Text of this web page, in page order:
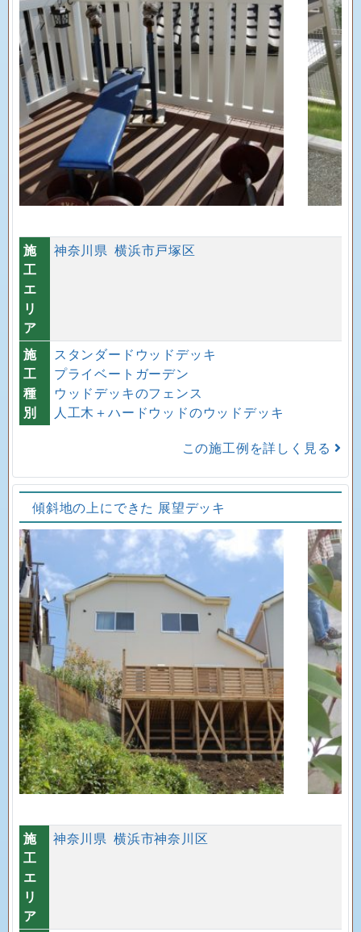
施
工
エ
リ
ア
神奈川県 横浜市戸塚区
施
工
種
別
スタンダードウッドデッキ
プライベートガーデン
ウッドデッキのフェンス
人工木＋ハードウッドのウッドデッキ
この施工例を詳しく見る
傾斜地の上にできた 展望デッキ
施
工
エ
リ
ア
神奈川県 横浜市神奈川区